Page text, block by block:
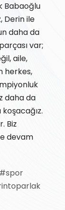
Babaoğlu
Derin ile
daha da
var;
aile,
herkes,
daha da
Biz
devam
#spor